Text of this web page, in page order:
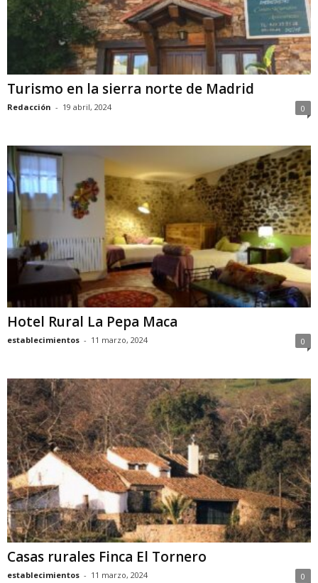
Turismo en la sierra norte de Madrid
Redacción - 19 abril, 2024 0
Hotel Rural La Pepa Maca
establecimientos - 11 marzo, 2024 0
Casas rurales Finca El Tornero
establecimientos - 11 marzo, 2024 0